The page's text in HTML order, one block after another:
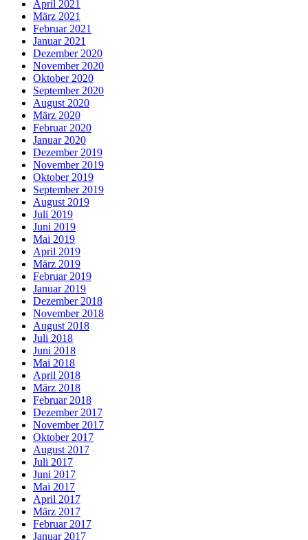
April 2021
März 2021
Februar 2021
Januar 2021
Dezember 2020
November 2020
Oktober 2020
September 2020
August 2020
März 2020
Februar 2020
Januar 2020
Dezember 2019
November 2019
Oktober 2019
September 2019
August 2019
Juli 2019
Juni 2019
Mai 2019
April 2019
März 2019
Februar 2019
Januar 2019
Dezember 2018
November 2018
August 2018
Juli 2018
Juni 2018
Mai 2018
April 2018
März 2018
Februar 2018
Dezember 2017
November 2017
Oktober 2017
August 2017
Juli 2017
Juni 2017
Mai 2017
April 2017
März 2017
Februar 2017
Januar 2017